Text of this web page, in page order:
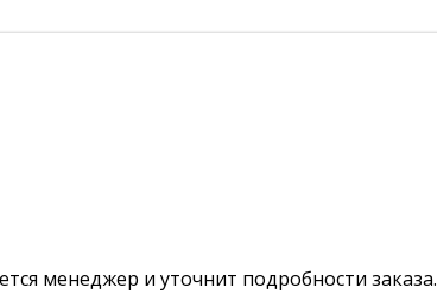
менеджер и уточнит подробности заказа.